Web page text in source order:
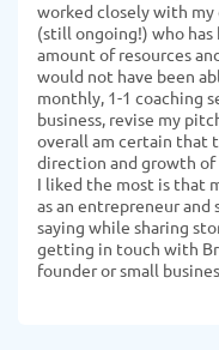
worked closely with my
(still ongoing!) who
amount of resources
would not have been
monthly, 1-1 coaching
business, revise my
overall am certain that
direction and growth of
I liked the most is that
as an entrepreneur
saying while sharing
getting in touch with
founder or small